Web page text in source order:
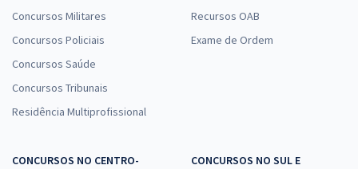
Concursos Militares
Concursos Policiais
Concursos Saúde
Concursos Tribunais
Residência Multiprofissional
Recursos OAB
Exame de Ordem
CONCURSOS NO CENTRO-
CONCURSOS NO SUL E